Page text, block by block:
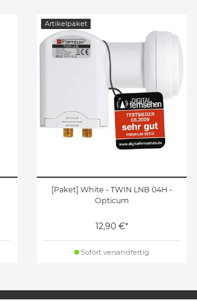
Artikelpaket
[Paket] White - TWIN LNB 04H -
Opticum
12,90 €*
Sofort versandfertig